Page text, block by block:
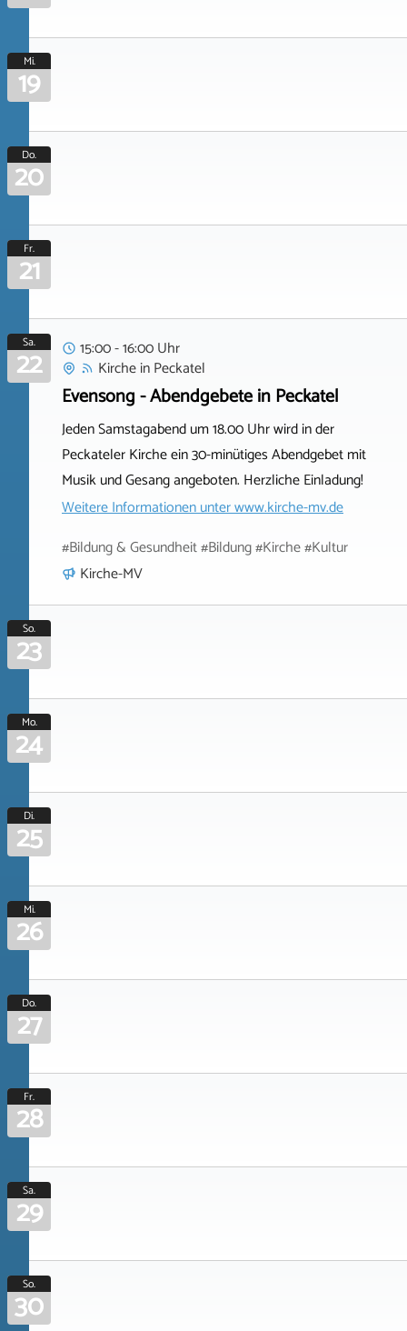
Mi.
19
Do.
20
Fr.
21
Sa.
22
15:00 - 16:00 Uhr
KircheinPeckatel
Evensong - Abendgebete in Peckatel
Jeden Samstagabend um 18.00 Uhr wird in der
Peckateler Kirche ein 30-minütiges Abendgebet mit
Musik und Gesang angeboten. Herzliche Einladung!
Weitere Informationen unterwww.kirche-mv.de
#Bildung & Gesundheit #Bildung #Kirche #Kultur
Kirche-MV
So.
23
Mo.
24
Di.
25
Mi.
26
Do.
27
Fr.
28
Sa.
29
So.
30